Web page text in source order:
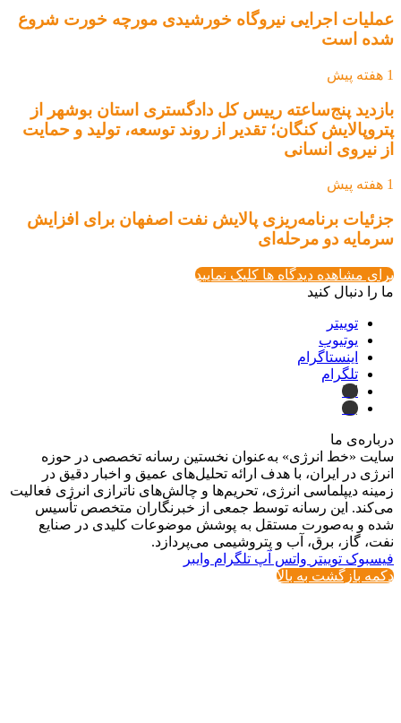
عملیات اجرایی نیروگاه خورشیدی مورچه خورت شروع
شده است
1 هفته پیش
بازدید پنج‌ساعته رییس کل دادگستری استان بوشهر از
پتروپالایش کنگان؛ تقدیر از روند توسعه، تولید و حمایت
از نیروی انسانی
1 هفته پیش
جزئیات برنامه‌ریزی پالایش نفت اصفهان برای افزایش
سرمایه دو مرحله‌ای
برای مشاهده دیدگاه ها کلیک نمایید
ما را دنبال کنید
توییتر
یوتیوب
اینستاگرام
تلگرام
ایتا
بله
درباره‌ی ما
سایت «خط انرژی» به‌عنوان نخستین رسانه تخصصی در حوزه
انرژی در ایران، با هدف ارائه تحلیل‌های عمیق و اخبار دقیق در
زمینه دیپلماسی انرژی، تحریم‌ها و چالش‌های ناترازی انرژی فعالیت
می‌کند. این رسانه توسط جمعی از خبرنگاران متخصص تأسیس
شده و به‌صورت مستقل به پوشش موضوعات کلیدی در صنایع
نفت، گاز، برق، آب و پتروشیمی می‌پردازد.
فیسبوک توییتر واتس آپ تلگرام وایبر
دکمه بازگشت به بالا